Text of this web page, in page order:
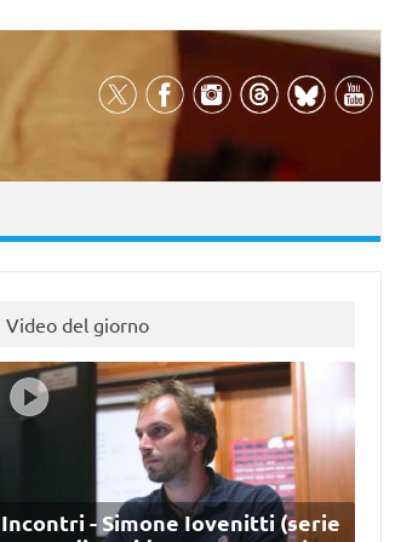
Video del giorno
Incontri - Simone Iovenitti (serie